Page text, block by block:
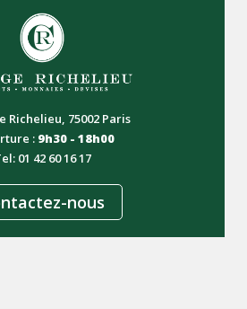
Richelieu, 75002 Paris
: 9h30 - 18h00
01 42 60 16 17
nous